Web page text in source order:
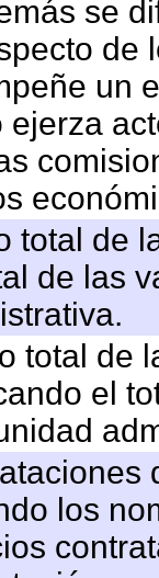
se
de
un
total de
de las
total de
el
los